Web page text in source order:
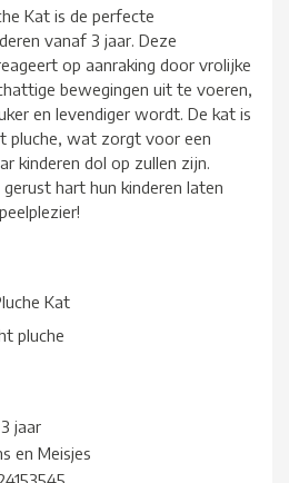
Kat is de perfecte
vanaf 3 jaar. Deze
op aanraking door vrolijke
bewegingen uit te voeren,
en levendiger wordt. De kat is
pluche, wat zorgt voor een
kinderen dol op zullen zijn.
hart hun kinderen laten
Kat
pluche
jaar
en Meisjes